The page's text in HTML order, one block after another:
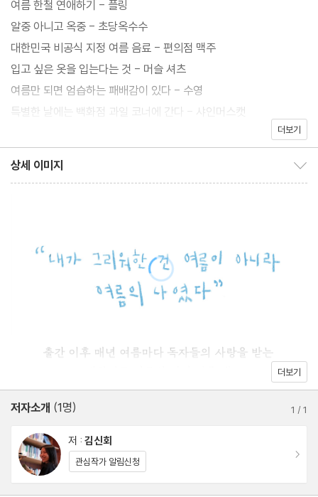
여름 한철 연애하기 - 플링
알중 아니고 옥중 - 초당옥수수
대한민국 비공식 지정 여름 음료 - 편의점 맥주
입고 싶은 옷을 입는다는 것 - 머슬 셔츠
여름만 되면 엄습하는 패배감이 있다 - 수영
특별한 날에는 백화점 과일 코너에 간다 - 샤인머스캣
하늘이랑 바다 빼면 없다 - 괌
여름을 완성하는 것 - 치앙마이
라라라 라라라라라 날 좋아한다고 - 덩굴장미
발리에는 이모가 있다 - 사누르
최고의 생맥 - 낮술
책상 위 과일 달력 - 신비복숭아
여름이 그리워질 때 - 드라마 〈수박〉
나의 여름날 루틴 - 여름 밥상
우리 가족 첫 바다 - 강릉
김신회가 간단 간다 간다 - 여름사람
더보기
상세 이미지
더보기
저자소개 (1명) 1 /1
저 : 김신회
관심작가 알림신청